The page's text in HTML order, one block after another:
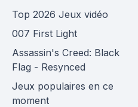
Top 2026 Jeux vidéo
007 First Light
Assassin's Creed: Black
Flag - Resynced
Jeux populaires en ce
moment